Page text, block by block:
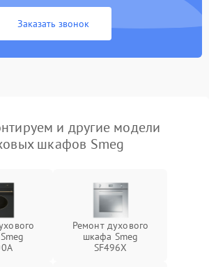
Заказать звонок
и другие модели
шкафов Smeg
Ремонт духового
шкафа Smeg
SF496X